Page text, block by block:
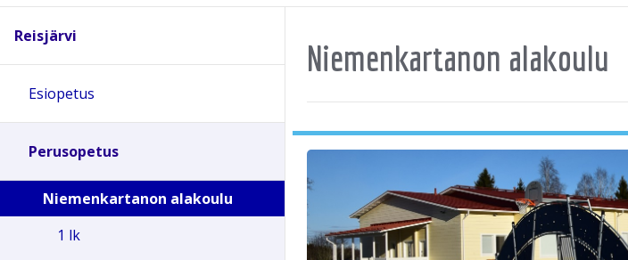
Niemenkartanon alakoulu
Reisjärvi
Esiopetus
Perusopetus
Niemenkartanon alakoulu
1 lk